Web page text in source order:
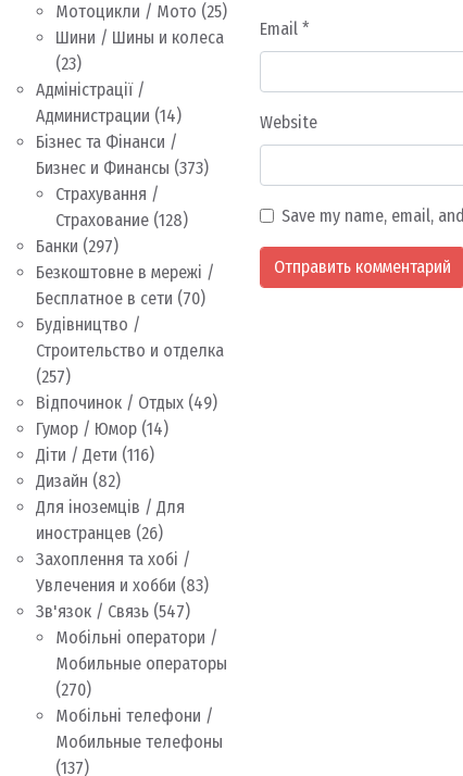
Мотоцикли / Мото (25)
Шини / Шины и колеса
(23)
Адміністрації /
Администрации (14)
Бізнес та Фінанси /
Бизнес и Финансы (373)
Страхування /
Страхование (128)
Банки (297)
Безкоштовне в мережі /
Бесплатное в сети (70)
Будівництво /
Строительство и отделка
(257)
Відпочинок / Отдых (49)
Гумор / Юмор (14)
Діти / Дети (116)
Дизайн (82)
Для іноземців / Для
иностранцев (26)
Захоплення та хобі /
Увлечения и хобби (83)
Зв'язок / Связь (547)
Мобільні оператори /
Мобильные операторы
(270)
Мобільні телефони /
Мобильные телефоны
(137)
Email *
Website
Save my name, email,